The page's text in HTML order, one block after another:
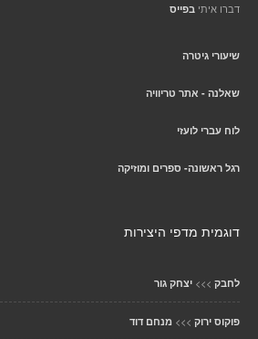
דברו איתי בפייס
שיעורי גיטרה
שאלנה - אתר טריוויה
לוח עברי לועזי
רגל ראשונה- ספרים ומוזיקה
דוגמית מדפי היצירות
לחבק >>> יצחק גור
פוקוס ירוק >>> מנחם דוד